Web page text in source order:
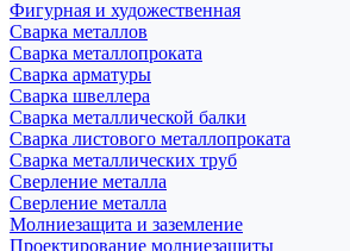
Фигурная и художественная
Сварка металлов
Сварка металлопроката
Сварка арматуры
Сварка швеллера
Сварка металлической балки
Сварка листового металлопроката
Сварка металлических труб
Сверление металла
Сверление металла
Молниезащита и заземление
Проектирование молниезащиты